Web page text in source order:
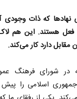
نهاد‌ها که ذات وجودی
هستند. این هم
مقابل دارد کار می‌کند.
در شورای فرهنگ
اسلامی را پیش